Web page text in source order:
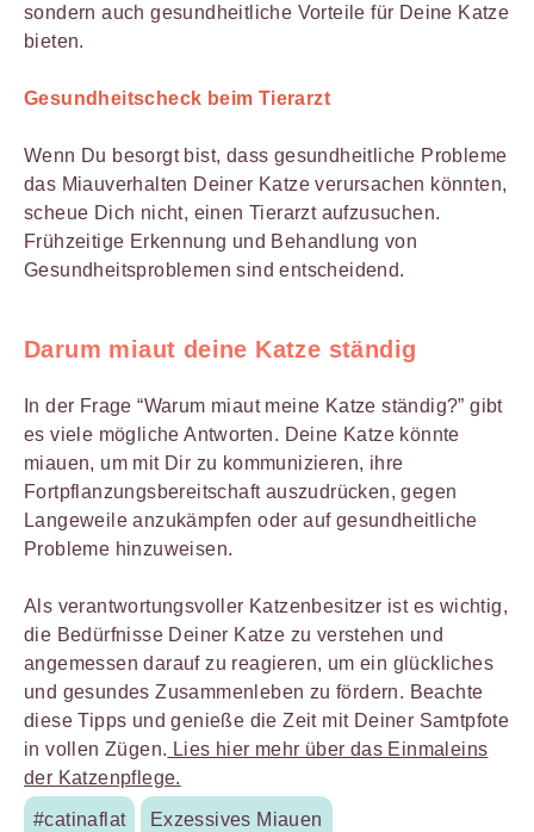
sondern auch gesundheitliche Vorteile für Deine Katze
bieten.
Gesundheitscheck beim Tierarzt
Wenn Du besorgt bist, dass gesundheitliche Probleme
das Miauverhalten Deiner Katze verursachen könnten,
scheue Dich nicht, einen Tierarzt aufzusuchen.
Frühzeitige Erkennung und Behandlung von
Gesundheitsproblemen sind entscheidend.
Darum miaut deine Katze ständig
In der Frage “Warum miaut meine Katze ständig?” gibt
es viele mögliche Antworten. Deine Katze könnte
miauen, um mit Dir zu kommunizieren, ihre
Fortpflanzungsbereitschaft auszudrücken, gegen
Langeweile anzukämpfen oder auf gesundheitliche
Probleme hinzuweisen.
Als verantwortungsvoller Katzenbesitzer ist es wichtig,
die Bedürfnisse Deiner Katze zu verstehen und
angemessen darauf zu reagieren, um ein glückliches
und gesundes Zusammenleben zu fördern. Beachte
diese Tipps und genieße die Zeit mit Deiner Samtpfote
in vollen Zügen. Lies hier mehr über das Einmaleins
der Katzenpflege.
#catinaflat Exzessives Miauen